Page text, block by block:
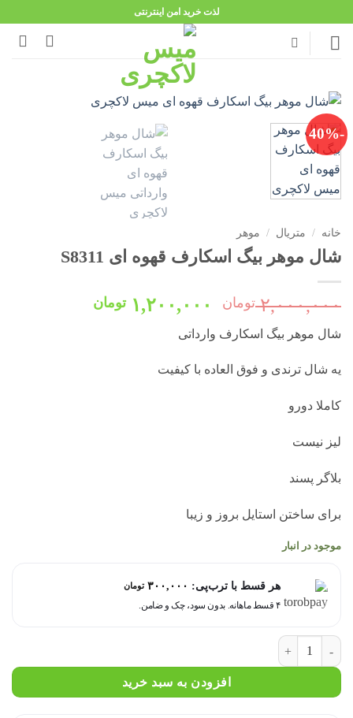
content
لذت خرید امن اینترنتی
-40%
خانه / متریال / موهر
شال موهر بیگ اسکارف قهوه ای S8311
۲,۰۰۰,۰۰۰ تومان
قیمت
اصلی:
بود.
۱,۲۰۰,۰۰۰ تومان
شال موهر بیگ اسکارف وارداتی
یه شال ترندی و فوق العاده با کیفیت
کاملا دو‌رو
لیز نیست
بلاگر پسند
برای ساختن استایل بروز و زیبا
موجود در انبار
هر قسط با ترب‌پی: ۳۰۰,۰۰۰ تومان
۴ قسط ماهانه. بدون سود، چک و ضامن.
شال موهر بیگ اسکارف قهوه ای S8311 عدد
افزودن به سبد خرید